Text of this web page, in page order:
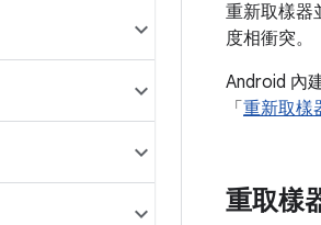
重新取樣器
度相衝突。
Android 內
「 重新取樣
重取樣